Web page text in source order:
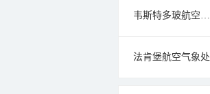
韦斯特多玻航空气象处
法肯堡航空气象处